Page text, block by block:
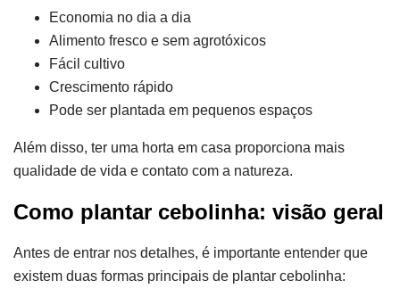
Economia no dia a dia
Alimento fresco e sem agrotóxicos
Fácil cultivo
Crescimento rápido
Pode ser plantada em pequenos espaços
Além disso, ter uma horta em casa proporciona mais
qualidade de vida e contato com a natureza.
Como plantar cebolinha: visão geral
Antes de entrar nos detalhes, é importante entender que
existem duas formas principais de plantar cebolinha: